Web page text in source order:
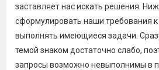
заставляет нас искать решения.
сформулировать наши требования к
выполнять имеющиеся задачи.
темой знаком достаточно слабо,
запросы возможно невыполнимы в